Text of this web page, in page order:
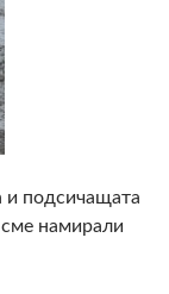
и подсичащата
намирали